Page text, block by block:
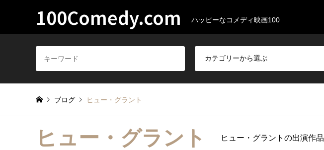
100Comedy.com ハッピーなコメディ映画100
ブログ ヒュー・グラント
ヒュー・グラント ヒュー・グラントの出演作品